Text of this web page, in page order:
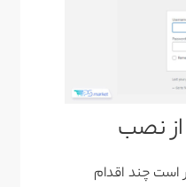
نصب
است چند اقدام